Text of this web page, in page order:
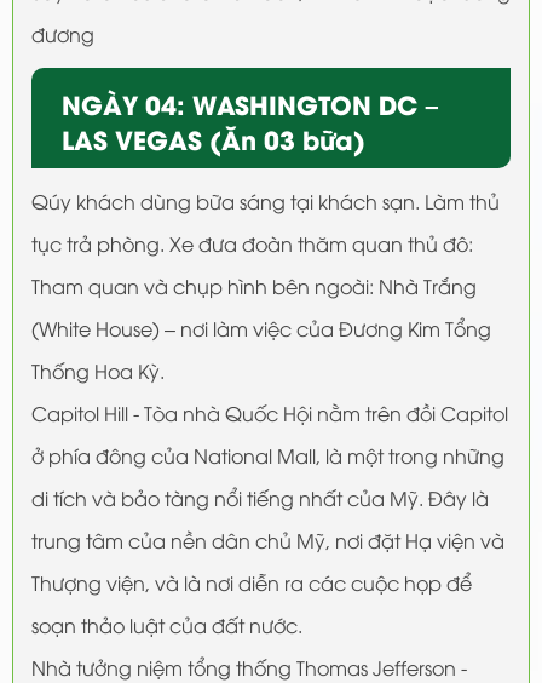
đương
NGÀY 04: WASHINGTON DC –
LAS VEGAS (Ăn 03 bữa)
Qúy khách dùng bữa sáng tại khách sạn. Làm thủ
tục trả phòng. Xe đưa đoàn thăm quan thủ đô:
Tham quan và chụp hình bên ngoài: Nhà Trắng
(White House) – nơi làm việc của Đương Kim Tổng
Thống Hoa Kỳ.
Capitol Hill - Tòa nhà Quốc Hội nằm trên đồi Capitol
ở phía đông của National Mall, là một trong những
di tích và bảo tàng nổi tiếng nhất của Mỹ. Đây là
trung tâm của nền dân chủ Mỹ, nơi đặt Hạ viện và
Thượng viện, và là nơi diễn ra các cuộc họp để
soạn thảo luật của đất nước.
Nhà tưởng niệm tổng thống Thomas Jefferson -